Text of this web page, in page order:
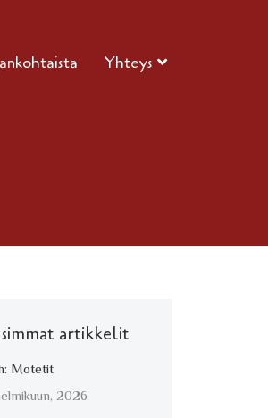
Yhteys
artikkelit
Motetit
2026